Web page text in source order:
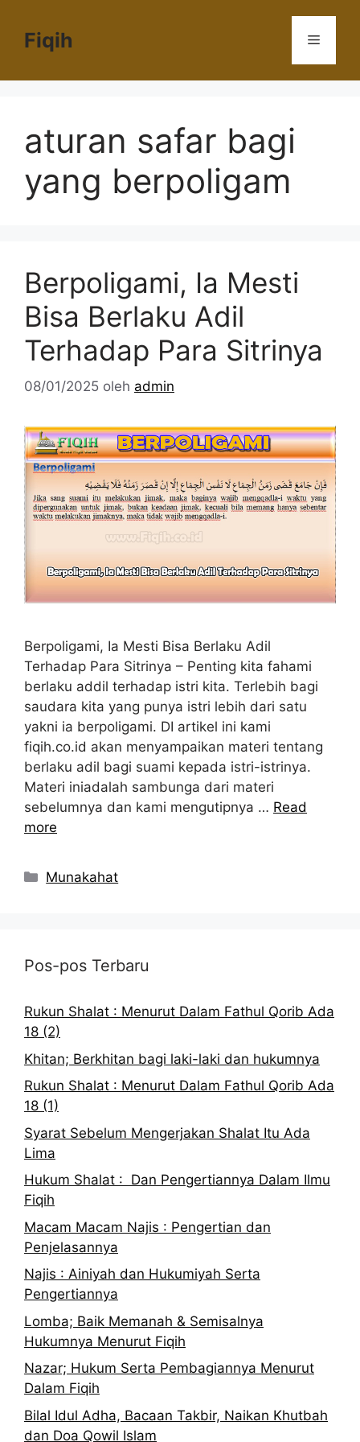
Fiqih Menu
aturan safar bagi
yang berpoligam
Berpoligami, Ia Mesti
Bisa Berlaku Adil
Terhadap Para Sitrinya
08/01/2025 oleh admin
Berpoligami, Ia Mesti Bisa Berlaku Adil
Terhadap Para Sitrinya – Penting kita fahami
berlaku addil terhadap istri kita. Terlebih bagi
saudara kita yang punya istri lebih dari satu
yakni ia berpoligami. DI artikel ini kami
fiqih.co.id akan menyampaikan materi tentang
berlaku adil bagi suami kepada istri-istrinya.
Materi iniadalah sambunga dari materi
sebelumnya dan kami mengutipnya … Read
more
Kategori
Munakahat
Pos-pos Terbaru
Rukun Shalat : Menurut Dalam Fathul Qorib Ada
18 (2)
Khitan; Berkhitan bagi laki-laki dan hukumnya
Rukun Shalat : Menurut Dalam Fathul Qorib Ada
18 (1)
Syarat Sebelum Mengerjakan Shalat Itu Ada
Lima
Hukum Shalat : Dan Pengertiannya Dalam Ilmu
Fiqih
Macam Macam Najis : Pengertian dan
Penjelasannya
Najis : Ainiyah dan Hukumiyah Serta
Pengertiannya
Lomba; Baik Memanah & Semisalnya
Hukumnya Menurut Fiqih
Nazar; Hukum Serta Pembagiannya Menurut
Dalam Fiqih
Bilal Idul Adha, Bacaan Takbir, Naikan Khutbah
dan Doa Qowil Islam